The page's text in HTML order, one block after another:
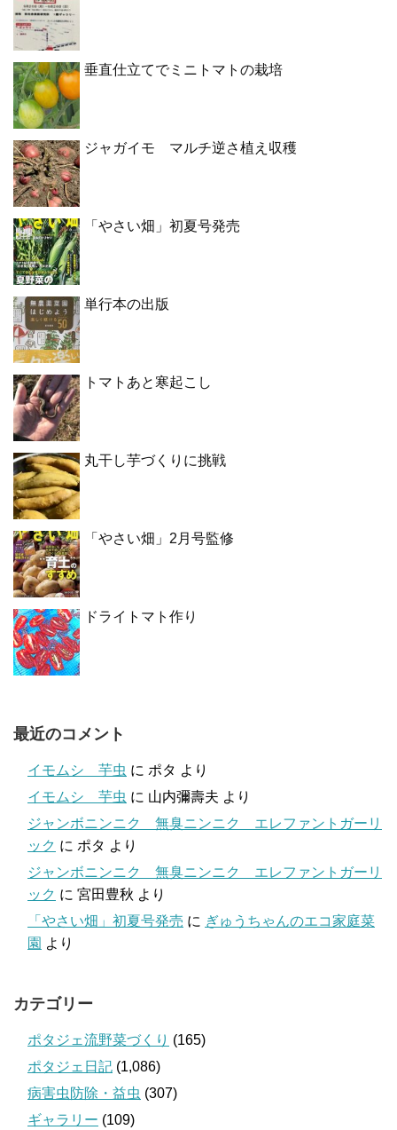
垂直仕立てでミニトマトの栽培
ジャガイモ マルチ逆さ植え収穫
「やさい畑」初夏号発売
単行本の出版
トマトあと寒起こし
丸干し芋づくりに挑戦
「やさい畑」2月号監修
ドライトマト作り
最近のコメント
イモムシ 芋虫 に ポタ より
イモムシ 芋虫 に 山内彌壽夫 より
ジャンボニンニク 無臭ニンニク エレファントガーリ
ック に ポタ より
ジャンボニンニク 無臭ニンニク エレファントガーリ
ック に 宮田豊秋 より
「やさい畑」初夏号発売 に ぎゅうちゃんのエコ家庭菜
園 より
カテゴリー
ポタジェ流野菜づくり (165)
ポタジェ日記 (1,086)
病害虫防除・益虫 (307)
ギャラリー (109)